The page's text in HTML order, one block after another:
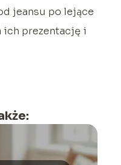
jeansu po lejące
ich prezentację i